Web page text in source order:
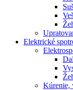
Elektrické
Kúrenie,